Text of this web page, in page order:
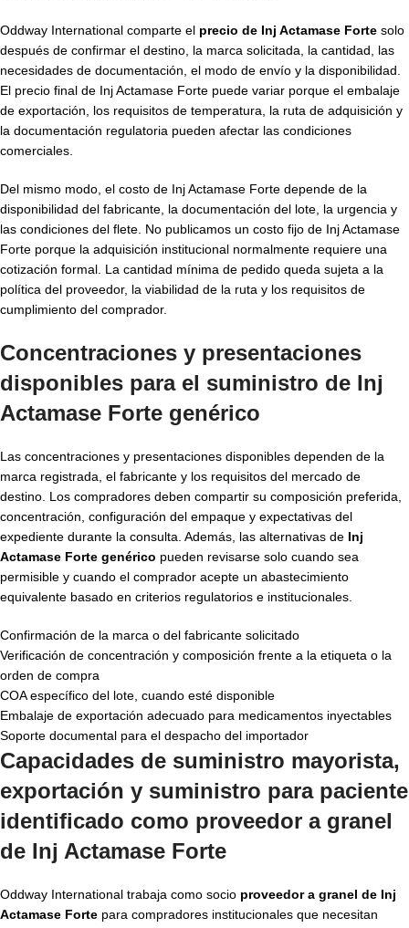
Oddway International comparte el precio de Inj Actamase Forte solo
después de confirmar el destino, la marca solicitada, la cantidad, las
necesidades de documentación, el modo de envío y la disponibilidad.
El precio final de Inj Actamase Forte puede variar porque el embalaje
de exportación, los requisitos de temperatura, la ruta de adquisición y
la documentación regulatoria pueden afectar las condiciones
comerciales.
Del mismo modo, el costo de Inj Actamase Forte depende de la
disponibilidad del fabricante, la documentación del lote, la urgencia y
las condiciones del flete. No publicamos un costo fijo de Inj Actamase
Forte porque la adquisición institucional normalmente requiere una
cotización formal. La cantidad mínima de pedido queda sujeta a la
política del proveedor, la viabilidad de la ruta y los requisitos de
cumplimiento del comprador.
Concentraciones y presentaciones
disponibles para el suministro de Inj
Actamase Forte genérico
Las concentraciones y presentaciones disponibles dependen de la
marca registrada, el fabricante y los requisitos del mercado de
destino. Los compradores deben compartir su composición preferida,
concentración, configuración del empaque y expectativas del
expediente durante la consulta. Además, las alternativas de Inj
Actamase Forte genérico pueden revisarse solo cuando sea
permisible y cuando el comprador acepte un abastecimiento
equivalente basado en criterios regulatorios e institucionales.
Confirmación de la marca o del fabricante solicitado
Verificación de concentración y composición frente a la etiqueta o la
orden de compra
COA específico del lote, cuando esté disponible
Embalaje de exportación adecuado para medicamentos inyectables
Soporte documental para el despacho del importador
Capacidades de suministro mayorista,
exportación y suministro para paciente
identificado como proveedor a granel
de Inj Actamase Forte
Oddway International trabaja como socio proveedor a granel de Inj
Actamase Forte para compradores institucionales que necesitan